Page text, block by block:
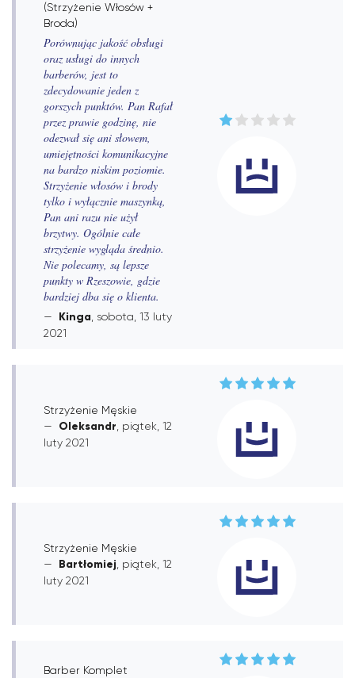
(Strzyżenie Włosów +
Broda)
Porównując jakość obsługi
oraz usługi do innych
barberów, jest to
zdecydowanie jeden z
gorszych punktów. Pan Rafał
przez prawie godzinę, nie
odezwał się ani słowem,
umiejętności komunikacyjne
na bardzo niskim poziomie.
Strzyżenie włosów i brody
tylko i wyłącznie maszynką,
Pan ani razu nie użył
brzytwy. Ogólnie całe
strzyżenie wygląda średnio.
Nie polecamy, są lepsze
punkty w Rzeszowie, gdzie
bardziej dba się o klienta.
Kinga , sobota, 13 luty
2021
Strzyżenie Męskie
Oleksandr , piątek, 12
luty 2021
Strzyżenie Męskie
Bartłomiej , piątek, 12
luty 2021
Barber Komplet